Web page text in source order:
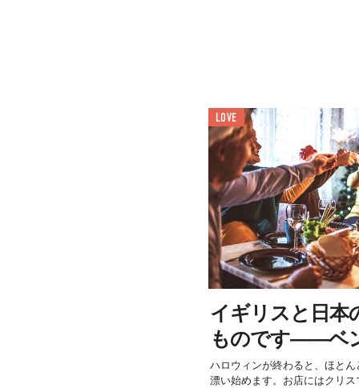
LOVE
イギリスと日本
ものです――ベ
ハロウィンが終わると、ほと
漂い始めます。お店にはクリ